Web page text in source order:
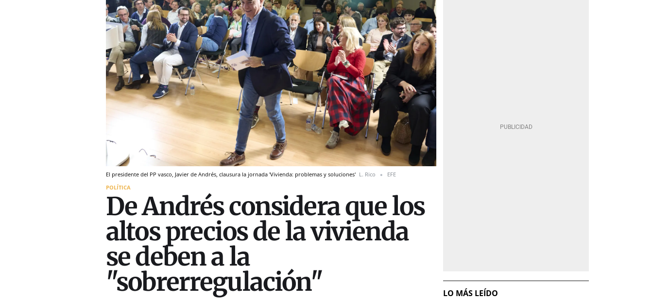
El presidente del PP vasco, Javier de Andrés, clausura la jornada 'Vivienda: problemas y soluciones' L. Rico
EFE
POLÍTICA
De Andrés considera que los
altos precios de la vivienda
se deben a la
"sobrerregulación"
LO MÁS LEÍDO